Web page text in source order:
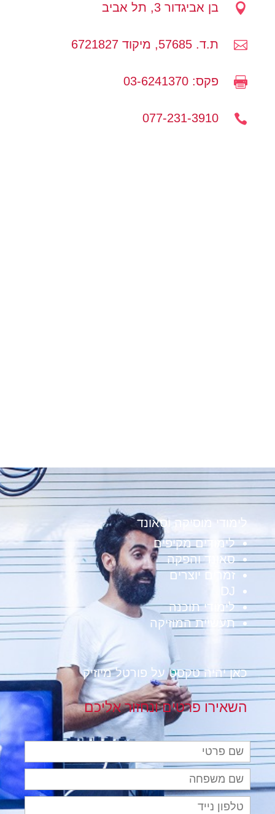
 בן אביגדור 3, תל אביב
 ת.ד. 57685, מיקוד 6721827
 פקס: 03-6241370

077-231-3910
לימודי מוסיקה וסאונד
לימודים מקיפים
סאונד והפקה
זמרים יוצרים
DJ
לימודי תוכנה
תעשיית המוזיקה
כאן יהיה טקסט על פורטל מיוזיק
השאירו פרטים ונחזור אליכם